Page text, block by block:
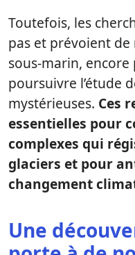
Toutefois, les
pas et prévoient
sous-marin,
poursuivre l’étude
mystérieuses. Ces
essentielles pour
complexes qui
glaciers et pour
changement
Une